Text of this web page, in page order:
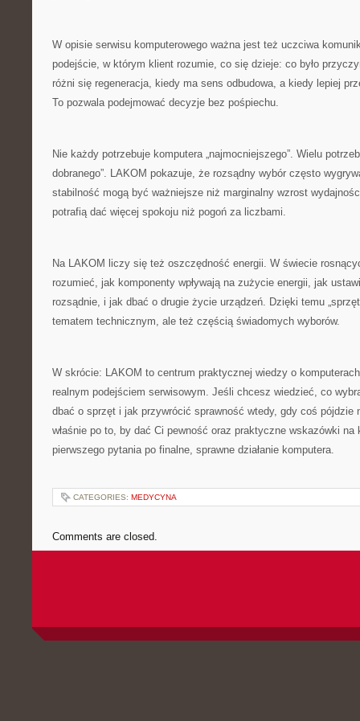
W opisie serwisu komputerowego ważna jest też uczciwa
podejście, w którym klient rozumie, co się dzieje: co było
różni się regeneracja, kiedy ma sens odbudowa, a kiedy lepiej
To pozwala podejmować decyzje bez pośpiechu.
Nie każdy potrzebuje komputera „najmocniejszego”. Wielu
dobranego”. LAKOM pokazuje, że rozsądny wybór często
stabilność mogą być ważniejsze niż marginalny wzrost
potrafią dać więcej spokoju niż pogoń za liczbami.
Na LAKOM liczy się też oszczędność energii. W świecie
rozumieć, jak komponenty wpływają na zużycie energii, jak
rozsądnie, i jak dbać o drugie życie urządzeń. Dzięki temu
tematem technicznym, ale też częścią świadomych wyborów.
W skrócie: LAKOM to centrum praktycznej wiedzy o
realnym podejściem serwisowym. Jeśli chcesz wiedzieć, co
dbać o sprzęt i jak przywrócić sprawność wtedy, gdy coś pójdzie
właśnie po to, by dać Ci pewność oraz praktyczne wskazówki na
pierwszego pytania po finalne, sprawne działanie komputera.
CATEGORIES: MEDYCYNA
Comments are closed.